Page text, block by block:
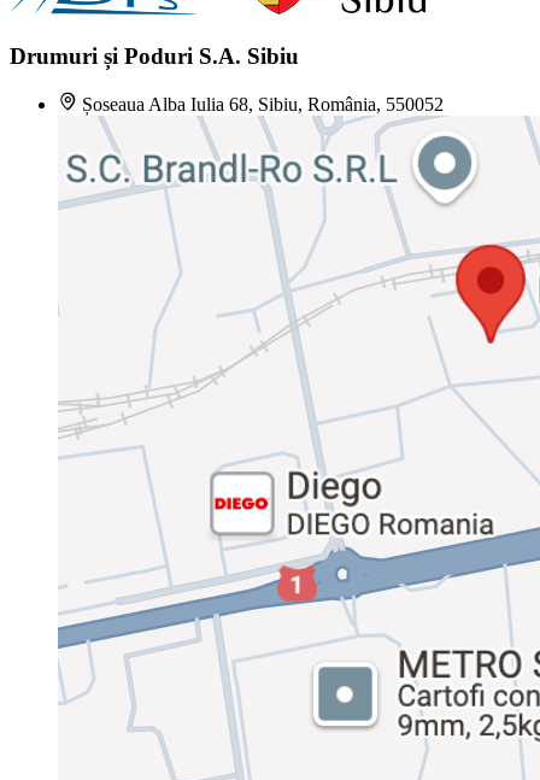
Drumuri și Poduri S.A. Sibiu
Șoseaua Alba Iulia 68, Sibiu, România, 550052